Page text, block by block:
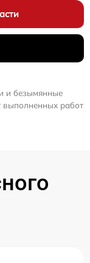
и безымянные
работ